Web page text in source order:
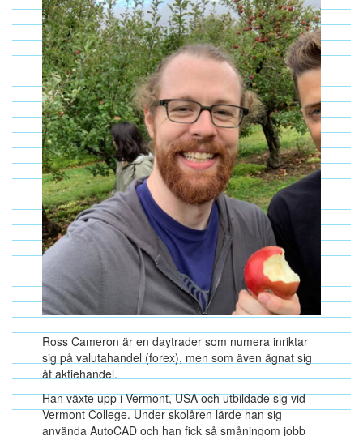
Ross Cameron är en daytrader som numera inriktar
sig på valutahandel (forex), men som även ägnat sig
åt aktiehandel.
Han växte upp i Vermont, USA och utbildade sig vid
Vermont College. Under skolåren lärde han sig
använda AutoCAD och han fick så småningom jobb